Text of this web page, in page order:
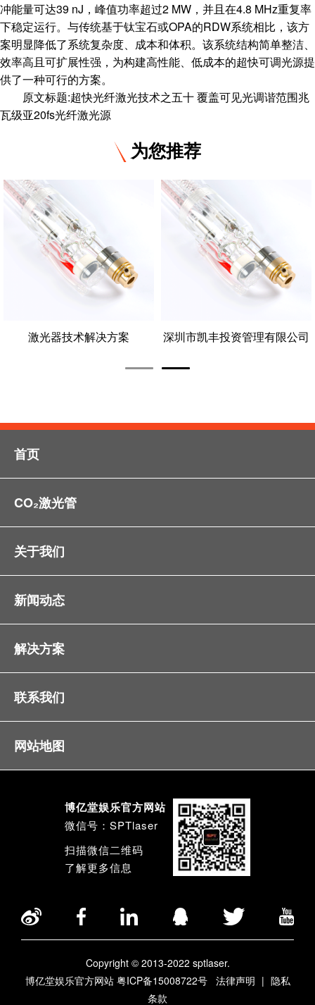
冲能量可达39 nJ，峰值功率超过2 MW，并且在4.8 MHz重复率
下稳定运行。与传统基于钛宝石或OPA的RDW系统相比，该方
案明显降低了系统复杂度、成本和体积。该系统结构简单整洁、
效率高且可扩展性强，为构建高性能、低成本的超快可调光源提
供了一种可行的方案。
原文标题:超快光纤激光技术之五十 覆盖可见光调谐范围兆
瓦级亚20fs光纤激光源
为您推荐
激光器技术解决方案 深圳市凯丰投资管理有限公司
首页
CO₂激光管
关于我们
新闻动态
解决方案
联系我们
网站地图
博亿堂娱乐官方网站
微信号：SPTlaser
扫描微信二维码
了解更多信息
Copyright © 2013-2022 sptlaser.
博亿堂娱乐官方网站 粤ICP备15008722号
法律声明 | 隐私
条款